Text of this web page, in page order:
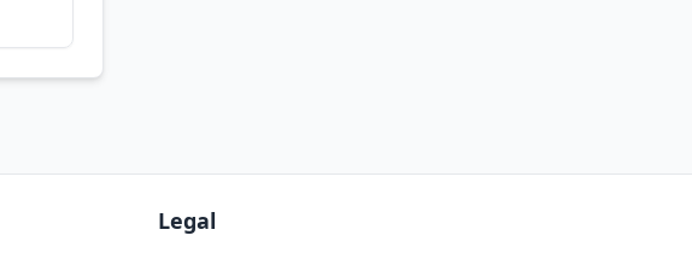
Legal